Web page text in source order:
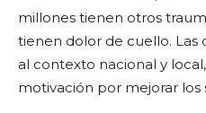
millones tienen otros
tienen dolor de cuello. Las
al contexto nacional y
motivación por mejorar los